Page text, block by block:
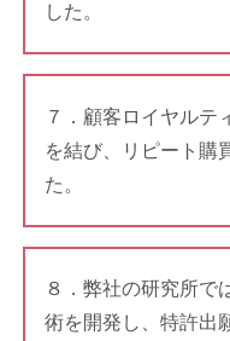
した。
７．顧客ロイヤルテ
を結び、リピート購
た。
８．弊社の研究所で
術を開発し、特許出